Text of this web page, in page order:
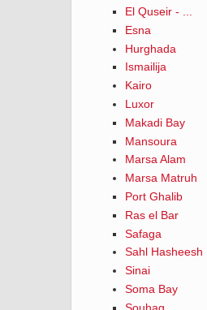
El Quseir - ...
Esna
Hurghada
Ismailija
Kairo
Luxor
Makadi Bay
Mansoura
Marsa Alam
Marsa Matruh
Port Ghalib
Ras el Bar
Safaga
Sahl Hasheesh
Sinai
Soma Bay